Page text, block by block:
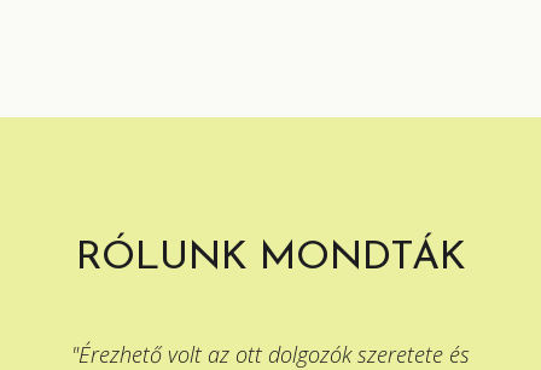
RÓLUNK MONDTÁK
"Érezhető volt az ott dolgozók szeretete és